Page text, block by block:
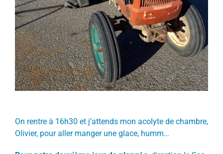
On rentre à 16h30 et j’attends mon acolyte de chambre,
Olivier, pour aller manger une glace, humm…